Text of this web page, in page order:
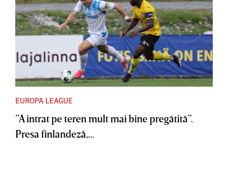
EUROPA LEAGUE
”A intrat pe teren mult mai bine pregătită”.
Presa finlandeză,...